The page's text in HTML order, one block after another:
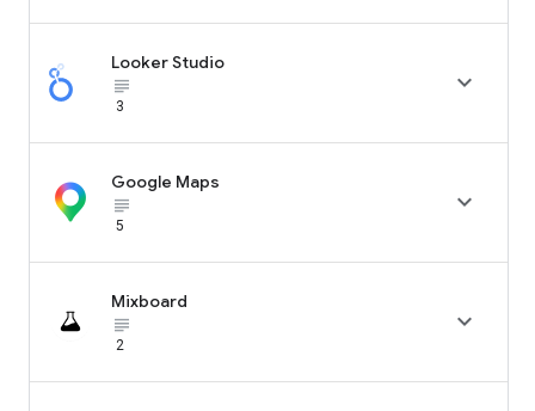
Looker Studio
subject_black
3

Google Maps
subject_black
5

Mixboard
subject_black
2
